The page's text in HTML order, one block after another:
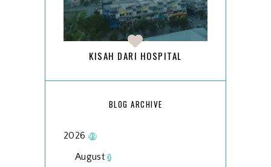
KISAH DARI HOSPITAL
BLOG ARCHIVE
2026 99
August3